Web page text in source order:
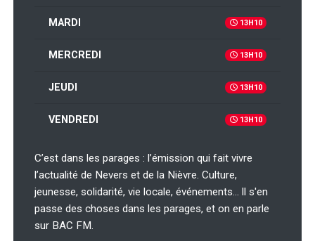
MARDI 13H10
MERCREDI 13H10
JEUDI 13H10
VENDREDI 13H10
C’est dans les parages : l’émission qui fait vivre
l’actualité de Nevers et de la Nièvre. Culture,
jeunesse, solidarité, vie locale, événements… ll s'en
passe des choses dans les parages, et on en parle
sur BAC FM.